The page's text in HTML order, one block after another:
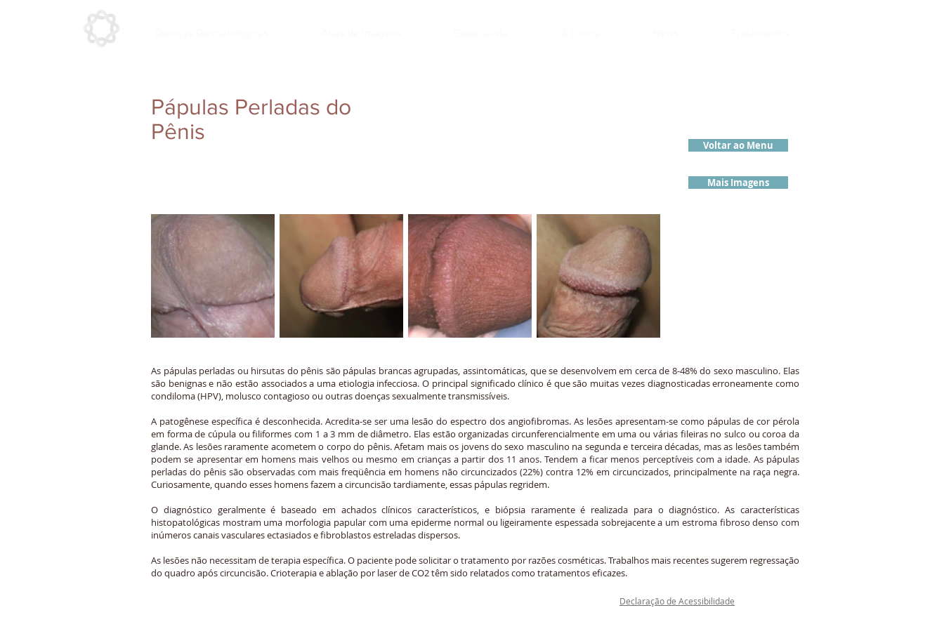
Pápulas Perladas do
Pênis
Voltar ao Menu
Mais Imagens
As pápulas perladas ou hirsutas do pênis são pápulas brancas agrupadas, assintomáticas, que se desenvolvem em cerca de 8-48% do sexo masculino. Elas
são benignas e não estão associados a uma etiologia infecciosa. O principal significado clínico é que são muitas vezes diagnosticadas erroneamente como
condiloma (HPV), molusco contagioso ou outras doenças sexualmente transmissíveis.
A patogênese específica é desconhecida. Acredita-se ser uma lesão do espectro dos angiofibromas. As lesões apresentam-se como pápulas de cor pérola
em forma de cúpula ou filiformes com 1 a 3 mm de diâmetro. Elas estão organizadas circunferencialmente em uma ou várias fileiras no sulco ou coroa da
glande. As lesões raramente acometem o corpo do pênis. Afetam mais os jovens do sexo masculino na segunda e terceira décadas, mas as lesões também
podem se apresentar em homens mais velhos ou mesmo em crianças a partir dos 11 anos. Tendem a ficar menos perceptíveis com a idade. As pápulas
perladas do pênis são observadas com mais freqüência em homens não circuncizados (22%) contra 12% em circuncizados, principalmente na raça negra.
Curiosamente, quando esses homens fazem a circuncisão tardiamente, essas pápulas regridem.
O diagnóstico geralmente é baseado em achados clínicos característicos, e biópsia raramente é realizada para o diagnóstico. As características
histopatológicas mostram uma morfologia papular com uma epiderme normal ou ligeiramente espessada sobrejacente a um estroma fibroso denso com
inúmeros canais vasculares ectasiados e fibroblastos estreladas dispersos.
As lesões não necessitam de terapia específica. O paciente pode solicitar o tratamento por razões cosméticas. Trabalhos mais recentes sugerem regressação
do quadro após circuncisão. Crioterapia e ablação por laser de CO2 têm sido relatados como tratamentos eficazes.
Declaração de Acessibilidade